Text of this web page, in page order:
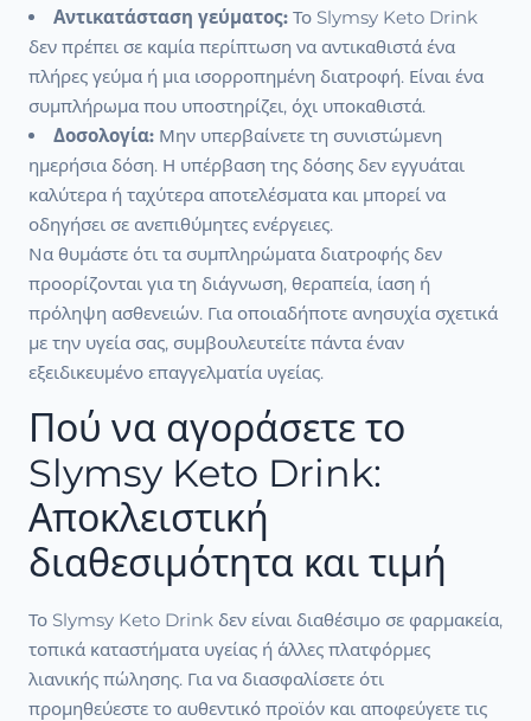
Αντικατάσταση γεύματος: Το Slymsy Keto Drink
δεν πρέπει σε καμία περίπτωση να αντικαθιστά ένα
πλήρες γεύμα ή μια ισορροπημένη διατροφή. Είναι ένα
συμπλήρωμα που υποστηρίζει, όχι υποκαθιστά.
Δοσολογία: Μην υπερβαίνετε τη συνιστώμενη
ημερήσια δόση. Η υπέρβαση της δόσης δεν εγγυάται
καλύτερα ή ταχύτερα αποτελέσματα και μπορεί να
οδηγήσει σε ανεπιθύμητες ενέργειες.
Να θυμάστε ότι τα συμπληρώματα διατροφής δεν
προορίζονται για τη διάγνωση, θεραπεία, ίαση ή
πρόληψη ασθενειών. Για οποιαδήποτε ανησυχία σχετικά
με την υγεία σας, συμβουλευτείτε πάντα έναν
εξειδικευμένο επαγγελματία υγείας.
Πού να αγοράσετε το
Slymsy Keto Drink:
Αποκλειστική
διαθεσιμότητα και τιμή
Το Slymsy Keto Drink δεν είναι διαθέσιμο σε φαρμακεία,
τοπικά καταστήματα υγείας ή άλλες πλατφόρμες
λιανικής πώλησης. Για να διασφαλίσετε ότι
προμηθεύεστε το αυθεντικό προϊόν και αποφεύγετε τις